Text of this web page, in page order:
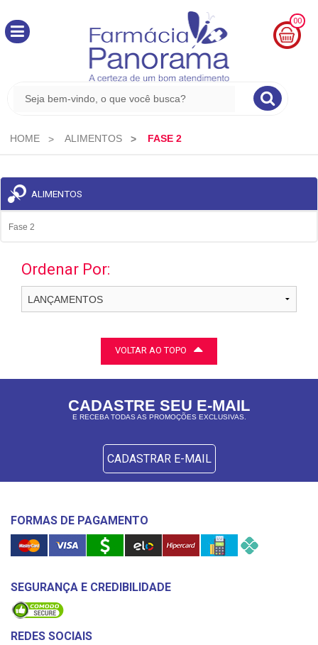
00
0,00
HOME ALIMENTOS FASE 2
ALIMENTOS
Fase 2
Ordenar Por:
VOLTAR AO TOPO
CADASTRE SEU E-MAIL
E RECEBA TODAS AS PROMOÇÕES EXCLUSIVAS.
CADASTRAR E-MAIL
FORMAS DE PAGAMENTO
SEGURANÇA E CREDIBILIDADE
REDES SOCIAIS